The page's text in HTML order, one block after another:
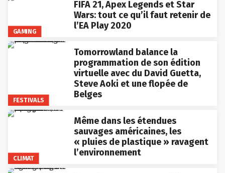
GAMING
FIFA 21, Apex Legends et Star
Wars: tout ce qu’il faut retenir de
l’EA Play 2020
FESTIVALS
Tomorrowland balance la
programmation de son édition
virtuelle avec du David Guetta,
Steve Aoki et une flopée de
Belges
CLIMAT
Même dans les étendues
sauvages américaines, les
« pluies de plastique » ravagent
l’environnement